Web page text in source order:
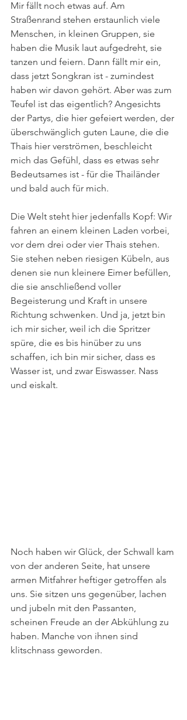
Mir fällt noch etwas auf. Am
Straßenrand stehen erstaunlich viele
Menschen, in kleinen Gruppen, sie
haben die Musik laut aufgedreht, sie
tanzen und feiern. Dann fällt mir ein,
dass jetzt Songkran ist - zumindest
haben wir davon gehört. Aber was zum
Teufel ist das eigentlich? Angesichts
der Partys, die hier gefeiert werden, der
überschwänglich guten Laune, die die
Thais hier verströmen, beschleicht
mich das Gefühl, dass es etwas sehr
Bedeutsames ist - für die Thailänder
und bald auch für mich.
Die Welt steht hier jedenfalls Kopf: Wir
fahren an einem kleinen Laden vorbei,
vor dem drei oder vier Thais stehen.
Sie stehen neben riesigen Kübeln, aus
denen sie nun kleinere Eimer befüllen,
die sie anschließend voller
Begeisterung und Kraft in unsere
Richtung schwenken. Und ja, jetzt bin
ich mir sicher, weil ich die Spritzer
spüre, die es bis hinüber zu uns
schaffen, ich bin mir sicher, dass es
Wasser ist, und zwar Eiswasser. Nass
und eiskalt.
Noch haben wir Glück, der Schwall kam
von der anderen Seite, hat unsere
armen Mitfahrer heftiger getroffen als
uns. Sie sitzen uns gegenüber, lachen
und jubeln mit den Passanten,
scheinen Freude an der Abkühlung zu
haben. Manche von ihnen sind
klitschnass geworden.